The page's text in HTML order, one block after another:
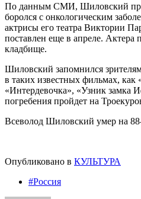
По данным СМИ, Шиловский
боролся с онкологическим
актрисы его театра Виктории
поставлен еще в апреле. Актера
кладбище.
Шиловский запомнился
в таких известных фильмах,
«Интердевочка», «Узник замка
погребения пройдет на
Всеволод Шиловский умер на
Опубликовано в КУЛЬТУРА
#Россия